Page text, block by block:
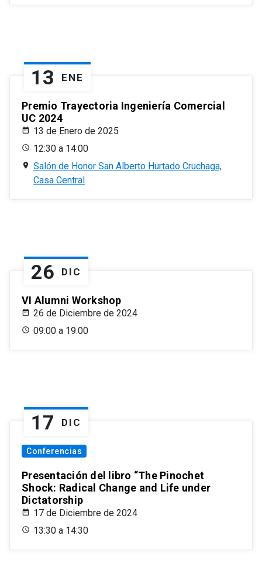
13 ENE
Premio Trayectoria Ingeniería Comercial
UC 2024
13 de Enero de 2025
12:30 a 14:00
Salón de Honor San Alberto Hurtado Cruchaga,
Casa Central
26 DIC
VI Alumni Workshop
26 de Diciembre de 2024
09:00 a 19:00
17 DIC
Conferencias
Presentación del libro “The Pinochet
Shock: Radical Change and Life under
Dictatorship
17 de Diciembre de 2024
13:30 a 14:30